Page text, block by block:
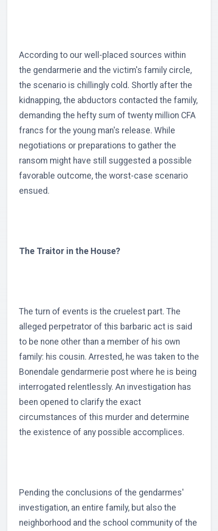
According to our well-placed sources within
the gendarmerie and the victim's family circle,
the scenario is chillingly cold. Shortly after the
kidnapping, the abductors contacted the family,
demanding the hefty sum of twenty million CFA
francs for the young man's release. While
negotiations or preparations to gather the
ransom might have still suggested a possible
favorable outcome, the worst-case scenario
ensued.
The Traitor in the House?
The turn of events is the cruelest part. The
alleged perpetrator of this barbaric act is said
to be none other than a member of his own
family: his cousin. Arrested, he was taken to the
Bonendale gendarmerie post where he is being
interrogated relentlessly. An investigation has
been opened to clarify the exact
circumstances of this murder and determine
the existence of any possible accomplices.
Pending the conclusions of the gendarmes'
investigation, an entire family, but also the
neighborhood and the school community of the